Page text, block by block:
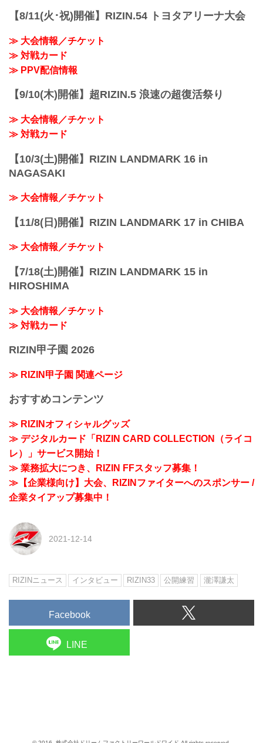
景、質疑応答の様子を是非ライブ配信で
RIZIN FFオフィシャルサイトにてご案内
します。
さいたまスーパーアリーナ
【8/11(火･祝)開催】RIZIN.54 トヨタアリーナ大会
≫ 大会情報／チケット
≫ 対戦カード
≫ PPV配信情報
【9/10(木)開催】超RIZIN.5 浪速の超復活祭り
≫ 大会情報／チケット
≫ 対戦カード
【10/3(土)開催】RIZIN LANDMARK 16 in
NAGASAKI
≫ 大会情報／チケット
【11/8(日)開催】RIZIN LANDMARK 17 in CHIBA
≫ 大会情報／チケット
【7/18(土)開催】RIZIN LANDMARK 15 in
HIROSHIMA
≫ 大会情報／チケット
≫ 対戦カード
RIZIN甲子園 2026
≫ RIZIN甲子園 関連ページ
おすすめコンテンツ
≫ RIZINオフィシャルグッズ
≫ デジタルカード「RIZIN CARD COLLECTION（ライコ
レ）」サービス開始！
≫ 業務拡大につき、RIZIN FFスタッフ募集！
≫【企業様向け】大会、RIZINファイターへのスポンサー /
企業タイアップ募集中！
2021-12-14
RIZINニュース インタビュー RIZIN33 公開練習 瀧澤謙太
Facebook
LINE